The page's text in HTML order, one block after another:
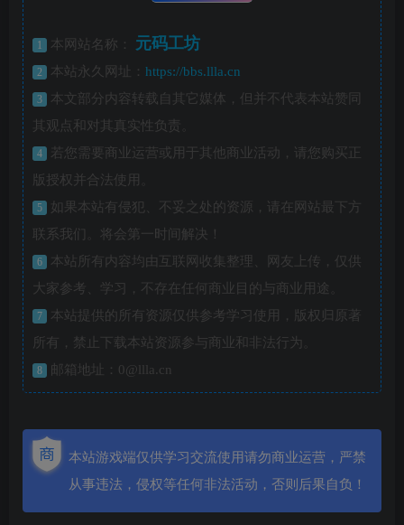
1 本网站名称： 元码工坊
2 本站永久网址： https://bbs.llla.cn
3
本文部分内容转载自其它媒体，但并不代表本站赞同
其观点和对其真实性负责。
4
若您需要商业运营或用于其他商业活动，请您购买正
版授权并合法使用。
5
如果本站有侵犯、不妥之处的资源，请在网站最下方
联系我们。将会第一时间解决！
6
本站所有内容均由互联网收集整理、网友上传，仅供
大家参考、学习，不存在任何商业目的与商业用途。
7
本站提供的所有资源仅供参考学习使用，版权归原著
所有，禁止下载本站资源参与商业和非法行为。
8 邮箱地址：0@llla.cn
本站游戏端仅供学习交流使用请勿商业运营，严禁
从事违法，侵权等任何非法活动，否则后果自负！